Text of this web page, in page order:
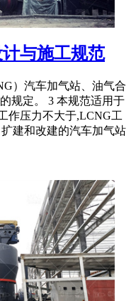
与施工规范
）汽车加气站、油气合
规定。 3 本规范适用于
作压力不大于,LCNG工
建和改建的汽车加气站